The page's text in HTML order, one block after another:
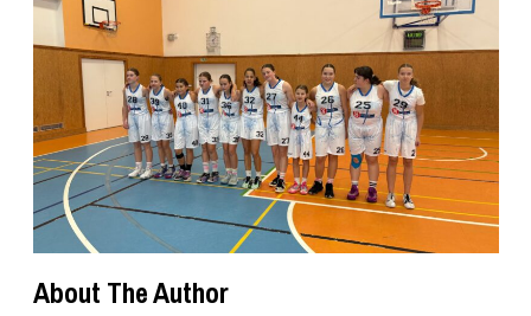
About The Author